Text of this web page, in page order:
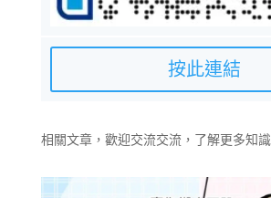
按此連結
相關文章，歡迎交流交流，了解更多知識